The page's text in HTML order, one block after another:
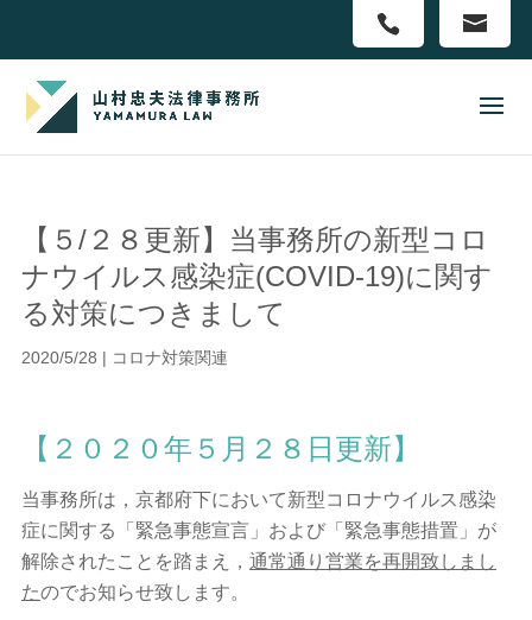
【５/２８更新】当事務所の新型コロ
ナウイルス感染症(COVID-19)に関す
る対策につきまして
2020/5/28 | コロナ対策関連
【２０２０年５月２８日更新】
当事務所は，京都府下において新型コロナウイルス感染
症に関する「緊急事態宣言」および「緊急事態措置」が
解除されたことを踏まえ， 通常通り営業を再開致しまし
たのでお知らせ致します。